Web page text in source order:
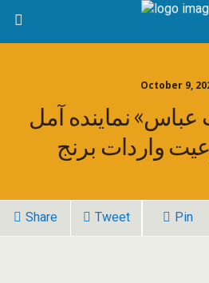
October 9,
نماینده آمل
واردات برنج
Share Tweet Pin